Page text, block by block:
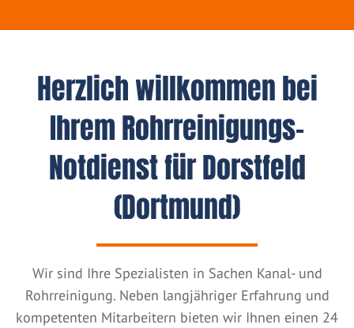
Herzlich willkommen bei
Ihrem Rohrreinigungs-
Notdienst für Dorstfeld
(Dortmund)
Wir sind Ihre Spezialisten in Sachen Kanal- und
Rohrreinigung. Neben langjähriger Erfahrung und
kompetenten Mitarbeitern bieten wir Ihnen einen 24